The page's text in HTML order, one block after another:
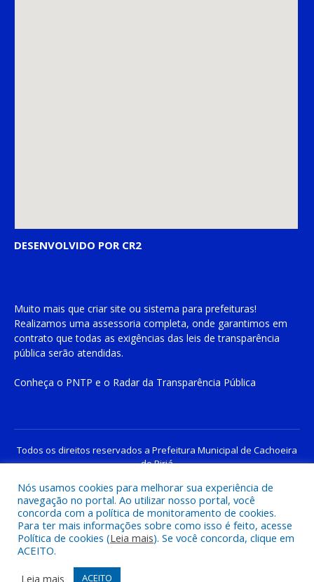
DESENVOLVIDO POR CR2
Muito mais que criar site ou sistema para prefeituras!
Realizamos uma assessoria completa, onde garantimos em
contrato que todas as exigências das leis de transparência
pública serão atendidas.
Conheça o PNTP e o Radar da Transparência Pública
Todos os direitos reservados a Prefeitura Municipal de Cachoeira
do Piriá
Mapa do Site
Acessar Área Administrativa
Acessar o Webmail
Nós usamos cookies para melhorar sua experiência de
navegação no portal. Ao utilizar nosso portal, você
concorda com a política de monitoramento de cookies.
Para ter mais informações sobre como isso é feito, acesse
Política de cookies (Leia mais). Se você concorda, clique em
ACEITO.
Leia mais
ACEITO